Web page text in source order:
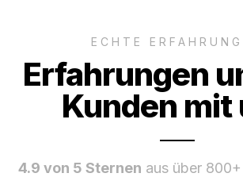
ECHTE
Erfahrungen
Kunden mit
4.9 von 5 Sternen aus über